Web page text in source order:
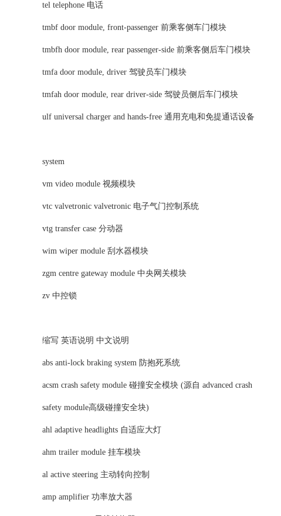
tel telephone 电话
tmbf door module, front-passenger 前乘客侧车门模块
tmbfh door module, rear passenger-side 前乘客侧后车门模块
tmfa door module, driver 驾驶员车门模块
tmfah door module, rear driver-side 驾驶员侧后车门模块
ulf universal charger and hands-free 通用充电和免提通话设备
system
vm video module 视频模块
vtc valvetronic valvetronic 电子气门控制系统
vtg transfer case 分动器
wim wiper module 刮水器模块
zgm centre gateway module 中央网关模块
zv 中控锁
缩写 英语说明 中文说明
abs anti-lock braking system 防抱死系统
acsm crash safety module 碰撞安全模块 (源自 advanced crash
safety module高级碰撞安全块)
ahl adaptive headlights 自适应大灯
ahm trailer module 挂车模块
al active steering 主动转向控制
amp amplifier 功率放大器